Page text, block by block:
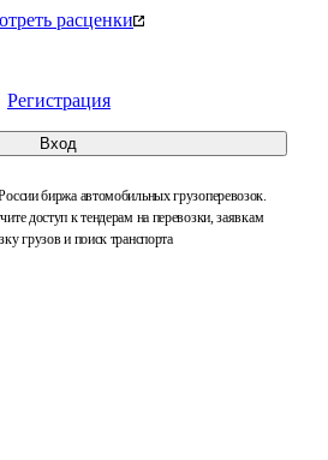
расценки
Регистрация
Вход
биржа автомобильных грузоперевозок.
доступ к тендерам на перевозки, заявкам
грузов и поиск транспорта